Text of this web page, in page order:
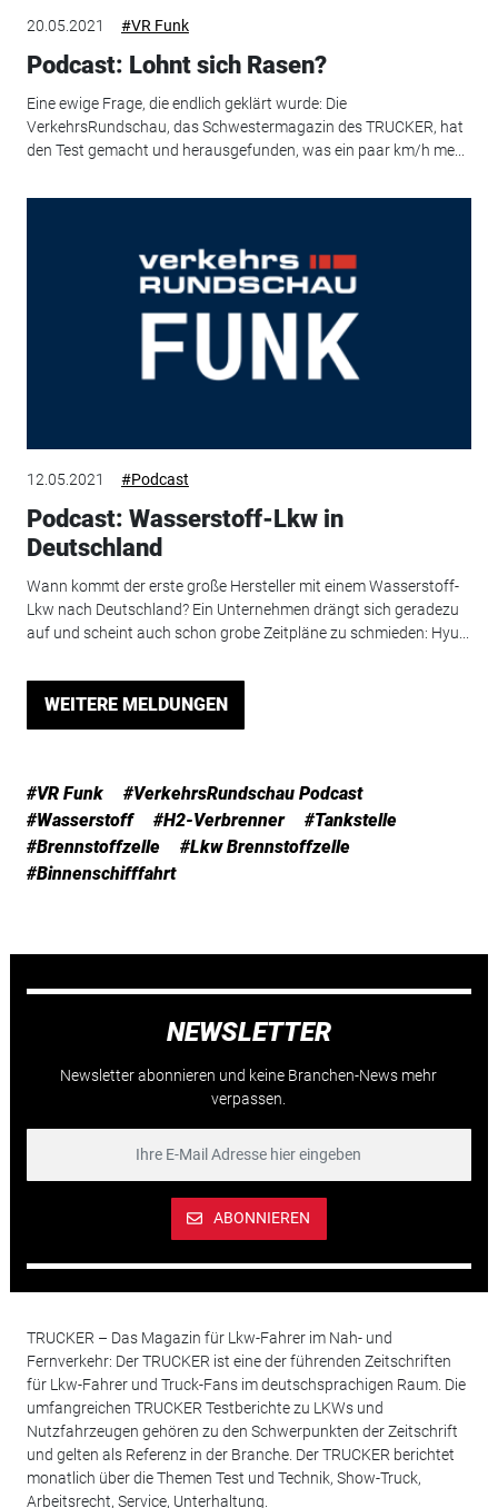
20.05.2021 #VR Funk
Podcast: Lohnt sich Rasen?
Eine ewige Frage, die endlich geklärt wurde: Die
VerkehrsRundschau, das Schwestermagazin des TRUCKER, hat
den Test gemacht und herausgefunden, was ein paar km/h me...
12.05.2021 #Podcast
Podcast: Wasserstoff-Lkw in
Deutschland
Wann kommt der erste große Hersteller mit einem Wasserstoff-
Lkw nach Deutschland? Ein Unternehmen drängt sich geradezu
auf und scheint auch schon grobe Zeitpläne zu schmieden: Hyu...
WEITERE MELDUNGEN
#VR Funk
#VerkehrsRundschau Podcast
#Wasserstoff
#H2-Verbrenner
#Tankstelle
#Brennstoffzelle
#Lkw Brennstoffzelle
#Binnenschifffahrt
NEWSLETTER
Newsletter abonnieren und keine Branchen-News mehr
verpassen.
ABONNIEREN
TRUCKER – Das Magazin für Lkw-Fahrer im Nah- und
Fernverkehr: Der TRUCKER ist eine der führenden Zeitschriften
für Lkw-Fahrer und Truck-Fans im deutschsprachigen Raum. Die
umfangreichen TRUCKER Testberichte zu LKWs und
Nutzfahrzeugen gehören zu den Schwerpunkten der Zeitschrift
und gelten als Referenz in der Branche. Der TRUCKER berichtet
monatlich über die Themen Test und Technik, Show-Truck,
Arbeitsrecht, Service, Unterhaltung.